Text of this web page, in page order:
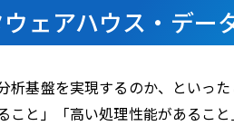
ェアハウス・デー
析基盤を実現するのか、といっ
こと」「高い処理性能があるこ